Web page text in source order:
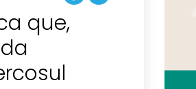
que,